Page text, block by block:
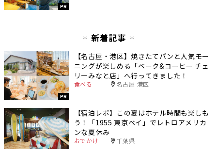
PR
新着記事
PR
【名古屋・港区】焼きたてパンと人気モー
ニングが楽しめる「ベーク&コーヒー チェ
リーみなと店」へ行ってきました！
食べる 名古屋 港区
【宿泊レポ】この夏はホテル時間も楽しも
う！「1955 東京ベイ」でレトロアメリカ
ンな夏休み
おでかけ 千葉県